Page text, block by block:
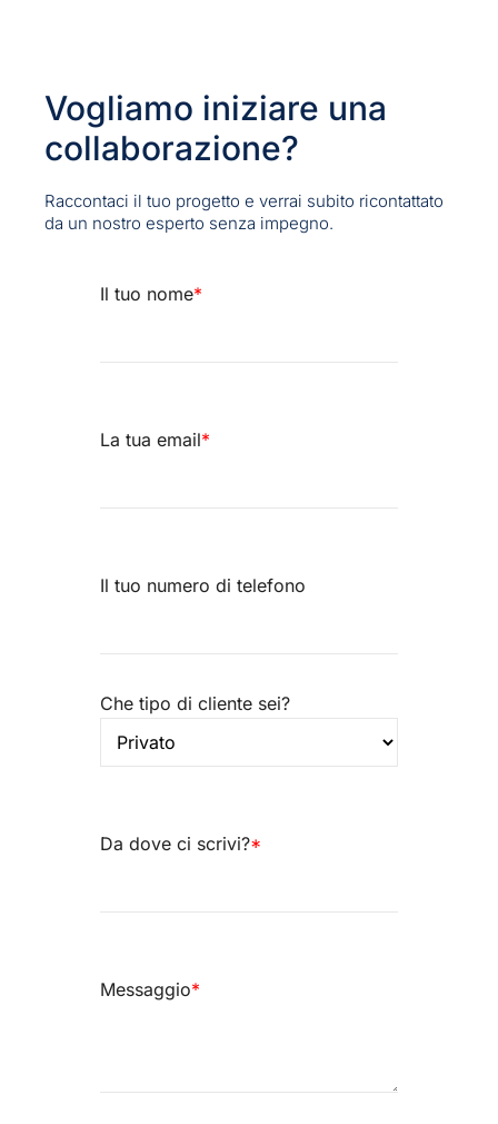
Vogliamo iniziare una
collaborazione?
Raccontaci il tuo progetto e verrai subito ricontattato
da un nostro esperto senza impegno.
Il tuo nome*
La tua email*
Il tuo numero di telefono
Che tipo di cliente sei?
Da dove ci scrivi?*
Messaggio*